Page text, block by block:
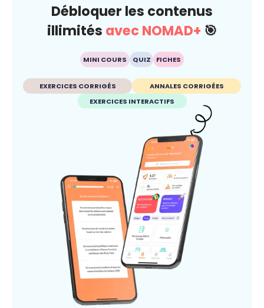
Débloquer les contenus
illimités avec NOMAD+ 🎯
MINI COURS QUIZ FICHES
EXERCICES CORRIGÉS
ANNALES CORRIGÉES
EXERCICES INTERACTIFS